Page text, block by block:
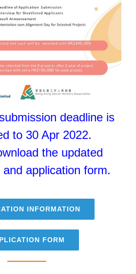
deadline is
to 30 Apr 2022.
the updated
application form.
INFORMATION
FORM